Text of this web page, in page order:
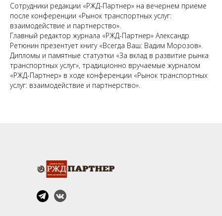
Сотрудники редакции «РЖД-Партнер» на вечернем приеме
после конференции «Рынок транспортных услуг:
взаимодействие и партнерство».
Главный редактор журнала «РЖД-Партнер» Александр
Ретюнин презентует книгу «Всегда Ваш: Вадим Морозов».
Дипломы и памятные статуэтки «За вклад в развитие рынка
транспортных услуг», традиционно вручаемые журналом
«РЖД-Партнер» в ходе конференции «Рынок транспортных
услуг: взаимодействие и партнерство».